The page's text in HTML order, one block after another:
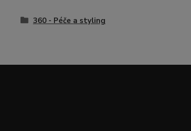
360 - Péče a styling